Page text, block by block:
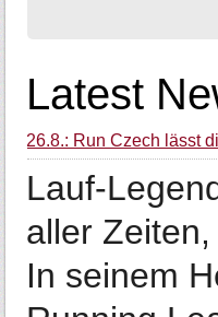
Latest
26.8.: Run Czech lässt
Lauf-
aller
In seinem